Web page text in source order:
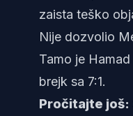
zaista teško
Nije dozvolio
Tamo je
brejk sa 7:1.
Pročitajte još: